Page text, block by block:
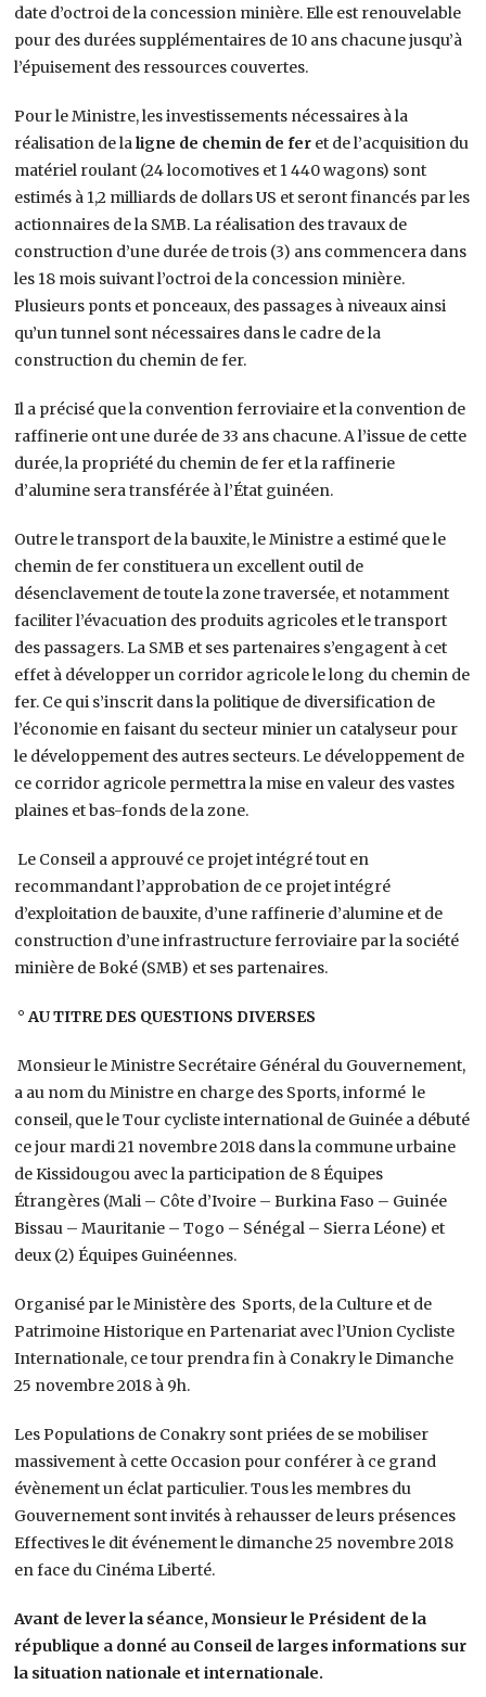
date d’octroi de la concession minière. Elle est renouvelable
pour des durées supplémentaires de 10 ans chacune jusqu’à
l’épuisement des ressources couvertes.
Pour le Ministre, les investissements nécessaires à la
réalisation de laligne de chemin de fer et de l’acquisition du
matériel roulant (24 locomotives et 1 440 wagons) sont
estimés à 1,2 milliards de dollars US et seront financés par les
actionnaires de la SMB. La réalisation des travaux de
construction d’une durée de trois (3) ans commencera dans
les 18 mois suivant l’octroi de la concession minière.
Plusieurs ponts et ponceaux, des passages à niveaux ainsi
qu’un tunnel sont nécessaires dans le cadre de la
construction du chemin de fer.
Il a précisé que la convention ferroviaire et la convention de
raffinerie ont une durée de 33 ans chacune. A l’issue de cette
durée, la propriété du chemin de fer et la raffinerie
d’alumine sera transférée à l’État guinéen.
Outre le transport de la bauxite, le Ministre a estimé que le
chemin de fer constituera un excellent outil de
désenclavement de toute la zone traversée, et notamment
faciliter l’évacuation des produits agricoles et le transport
des passagers. La SMB et ses partenaires s’engagent à cet
effet à développer un corridor agricole le long du chemin de
fer. Ce qui s’inscrit dans la politique de diversification de
l’économie en faisant du secteur minier un catalyseur pour
le développement des autres secteurs. Le développement de
ce corridor agricole permettra la mise en valeur des vastes
plaines et bas-fonds de la zone.
Le Conseil a approuvé ce projet intégré tout en
recommandant l’approbation de ce projet intégré
d’exploitation de bauxite, d’une raffinerie d’alumine et de
construction d’une infrastructure ferroviaire par la société
minière de Boké (SMB) et ses partenaires.
° AU TITRE DES QUESTIONS DIVERSES
Monsieur le Ministre Secrétaire Général du Gouvernement,
a au nom du Ministre en charge des Sports, informé le
conseil, que le Tour cycliste international de Guinée a débuté
ce jour mardi 21 novembre 2018 dans la commune urbaine
de Kissidougou avec la participation de 8 Équipes
Étrangères (Mali – Côte d’Ivoire – Burkina Faso – Guinée
Bissau – Mauritanie – Togo – Sénégal – Sierra Léone) et
deux (2) Équipes Guinéennes.
Organisé par le Ministère des Sports, de la Culture et de
Patrimoine Historique en Partenariat avec l’Union Cycliste
Internationale, ce tour prendra fin à Conakry le Dimanche
25 novembre 2018 à 9h.
Les Populations de Conakry sont priées de se mobiliser
massivement à cette Occasion pour conférer à ce grand
évènement un éclat particulier. Tous les membres du
Gouvernement sont invités à rehausser de leurs présences
Effectives le dit événement le dimanche 25 novembre 2018
en face du Cinéma Liberté.
Avant de lever la séance, Monsieur le Président de la
république a donné au Conseil de larges informations sur
la situation nationale et internationale.